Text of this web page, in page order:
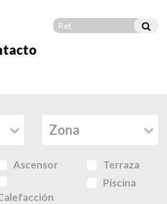
Ascensor
Terraza
Piscina